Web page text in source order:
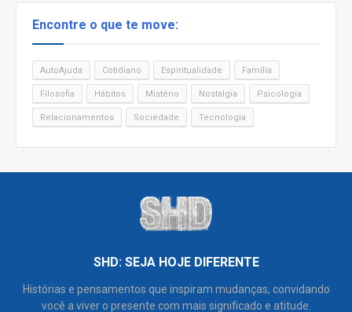
Encontre o que te move:
AutoAjuda Cotidiano Espiritualidade Família
Filosofia Hábitos Mistério Nostalgia Psicologia
Relacionamentos Sociedade Tecnologia
SHD: SEJA HOJE DIFERENTE
Histórias e pensamentos que inspiram mudanças, convidando
você a viver o presente com mais significado e atitude.